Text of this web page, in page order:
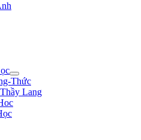
Thức
Lang